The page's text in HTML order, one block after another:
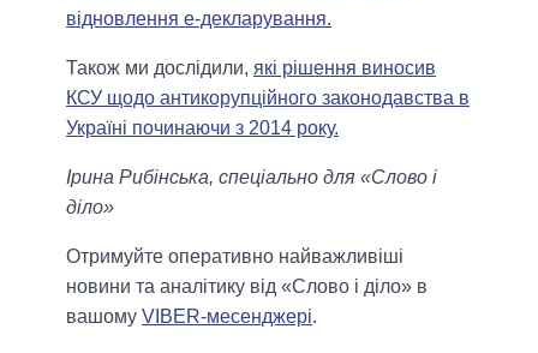
відновлення е-декларування.
Також ми дослідили, які рішення виносив
КСУ щодо антикорупційного законодавства в
Україні починаючи з 2014 року.
Ірина Рибінська, спеціально для «Слово і
діло»
Отримуйте оперативно найважливіші
новини та аналітику від «Слово і діло» в
вашому VIBER-месенджері.